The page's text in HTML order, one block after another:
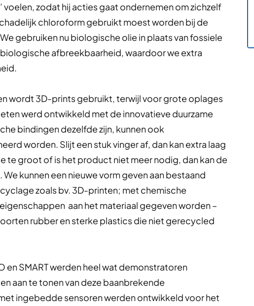
voelen, zodat hij acties gaat ondernemen om zichzelf
chloroform gebruikt moest worden bij de
gebruiken nu biologische olie in plaats van fossiele
afbreekbaarheid, waardoor we extra
wordt 3D-prints gebruikt, terwijl voor grote oplages
werd ontwikkeld met de innovatieve duurzame
bindingen dezelfde zijn, kunnen ook
worden. Slijt een stuk vinger af, dan kan extra laag
te groot of is het product niet meer nodig, dan kan de
kunnen een nieuwe vorm geven aan bestaand
zoals bv. 3D-printen; met chemische
aan het materiaal gegeven worden –
rubber en sterke plastics die niet gerecycled
en SMART werden heel wat demonstratoren
aan te tonen van deze baanbrekende
ingebedde sensoren werden ontwikkeld voor het